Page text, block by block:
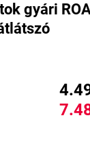
gyári